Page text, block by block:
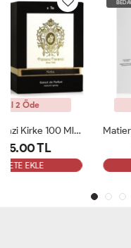
BEDAVA
1,450.00 TL
SEPETE EKLE